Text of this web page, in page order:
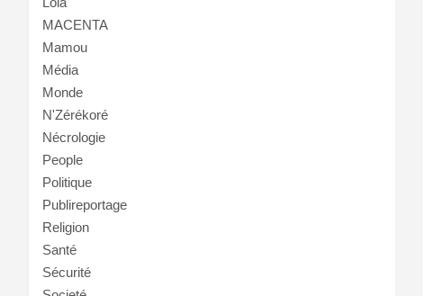
MACENTA
Mamou
Média
Monde
N'Zérékoré
Nécrologie
People
Politique
Publireportage
Religion
Santé
Sécurité